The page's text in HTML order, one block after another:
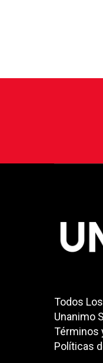
Todos
Unanimo
Términos
Políticas